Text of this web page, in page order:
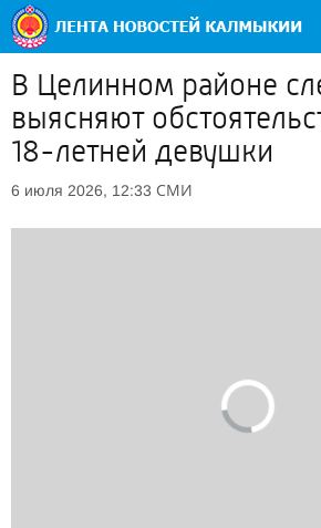
В Целинном районе
выясняют
18-летней девушки
6 июля 2026, 12:33 СМИ